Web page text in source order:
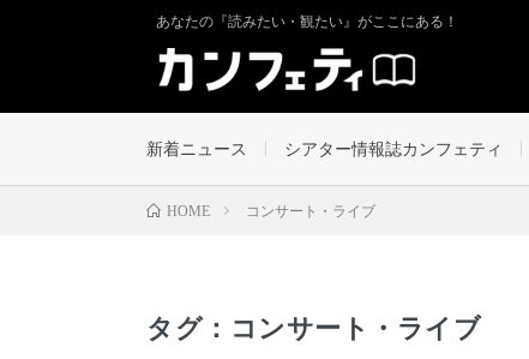
あなたの『読みたい・観たい』がここにある！
新着ニュース シアター情報誌カンフェティ
HOME コンサート・ライブ
タグ：コンサート・ライブ